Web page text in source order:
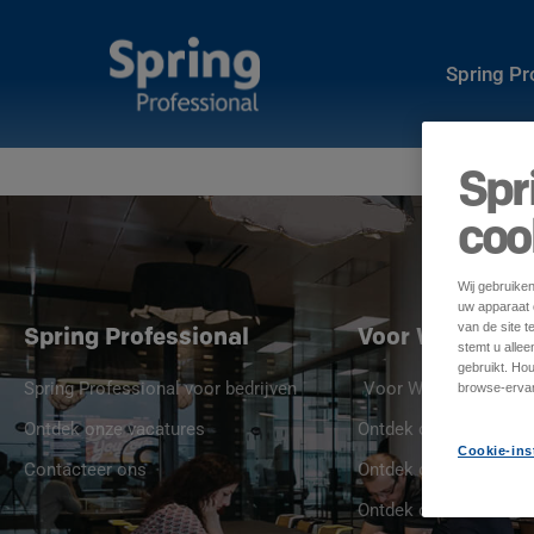
Spring
Spring Professional
Spring Professional voor bedrijven
Ontdek onze vacatures
Contacteer ons
Voor
Voor Werkgevers
Ontdek onze
Ontdek onze Spring
Ontdek onze vacatures
Wij
uw apparaat
van de site
stemt u
gebruikt.
browse-
Cookie-